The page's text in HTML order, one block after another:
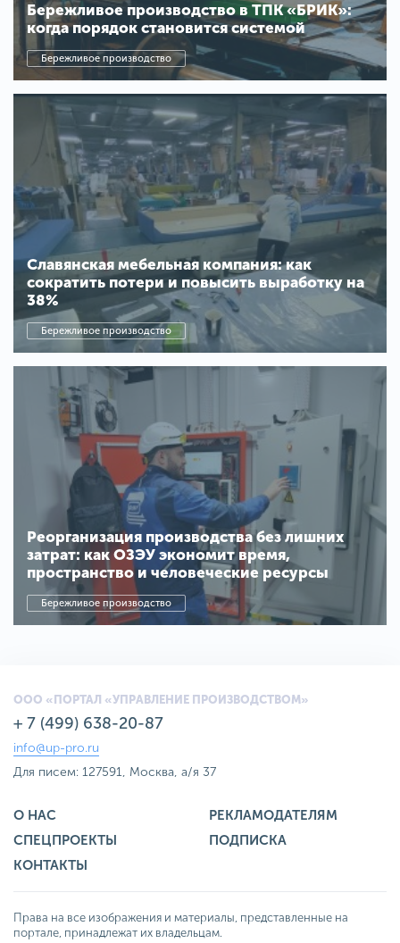
Бережливое производство в ТПК «БРИК»:
когда порядок становится системой
Бережливое производство
Славянская мебельная компания: как
сократить потери и повысить выработку на
38%
Бережливое производство
Реорганизация производства без лишних
затрат: как ОЗЭУ экономит время,
пространство и человеческие ресурсы
Бережливое производство
ООО «ПОРТАЛ «УПРАВЛЕНИЕ ПРОИЗВОДСТВОМ»
+ 7 (499) 638-20-87
info@up-pro.ru
Для писем: 127591, Москва, а/я 37
О НАС
РЕКЛАМОДАТЕЛЯМ
СПЕЦПРОЕКТЫ
ПОДПИСКА
КОНТАКТЫ
Права на все изображения и материалы, представленные на
портале, принадлежат их владельцам.